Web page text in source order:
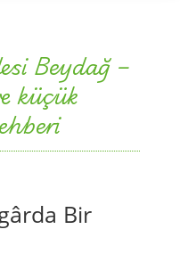
Beydağ –
küçük
Bir